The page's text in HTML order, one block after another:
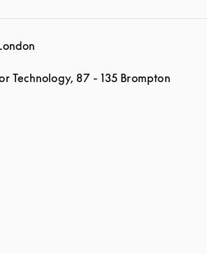
Technology, 87 - 135 Brompton